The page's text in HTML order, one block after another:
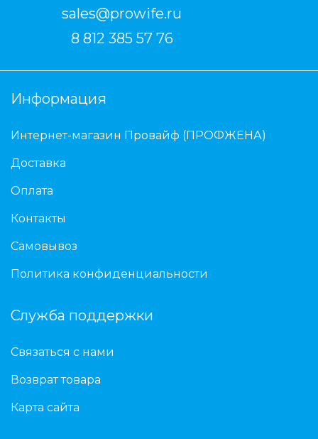
sales@prowife.ru
8 812 385 57 76
Информация
Интернет-магазин Провайф (ПРОФЖЕНА)
Доставка
Оплата
Контакты
Самовывоз
Политика конфиденциальности
Служба поддержки
Связаться с нами
Возврат товара
Карта сайта